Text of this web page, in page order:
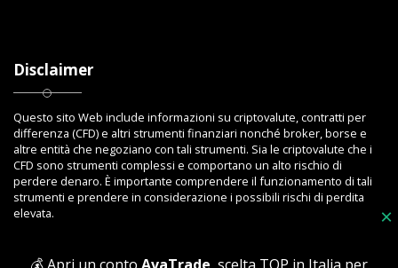
×
Disclaimer
Questo sito Web include informazioni su criptovalute, contratti per
differenza (CFD) e altri strumenti finanziari nonché broker, borse e
altre entità che negoziano con tali strumenti. Sia le criptovalute che i
CFD sono strumenti complessi e comportano un alto rischio di
perdere denaro. È importante comprendere il funzionamento di tali
strumenti e prendere in considerazione i possibili rischi di perdita
elevata.